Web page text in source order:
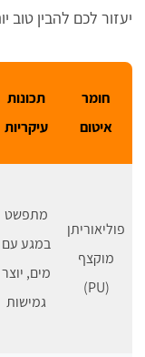
יעזור לכם להבין
חומר
איטום
תכונות
עיקריות
פוליאוריתן
מוקצף
(PU)
מתפשט
במגע עם
מים, יוצר
גמישות